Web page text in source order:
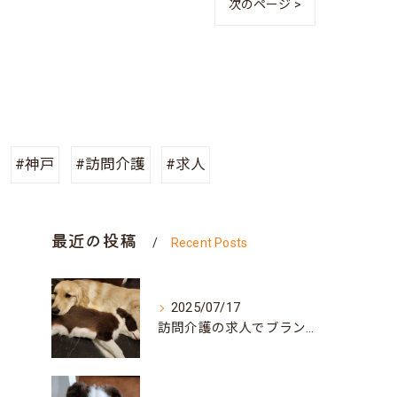
次のページ >
#神戸 #訪問介護 #求人
最近の投稿 Recent Posts
2025/07/17
訪問介護の求人でブランク可な働き方と兵庫県神戸市北区で自分らしく再スタートするポイント